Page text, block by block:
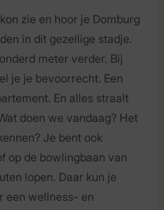
zie en hoor je Domburg
in dit gezellige stadje.
meter verder. Bij
je je bevoorrecht. Een
En alles straalt
doen we vandaag? Het
Je bent ook
op de bowlingbaan van
lopen. Daar kun je
een wellness- en